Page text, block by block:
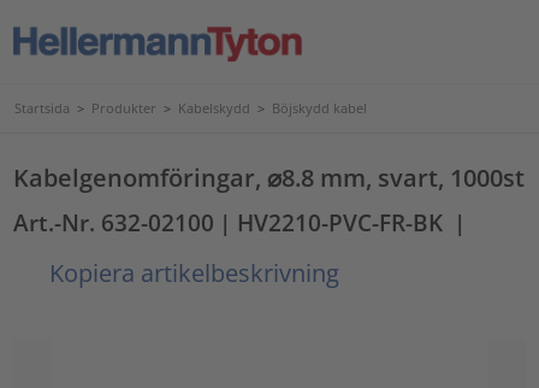
Startsida > Produkter > Kabelskydd > Böjskydd kabel
Kabelgenomföringar, ⌀8.8 mm, svart, 1000st
Art.-Nr. 632-02100 | HV2210-PVC-FR-BK |
Kopiera artikelbeskrivning